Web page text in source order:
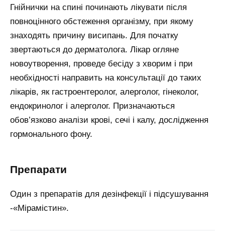
Гнійнички на спині починають лікувати після
повноцінного обстеження організму, при якому
знаходять причину висипань. Для початку
звертаються до дерматолога. Лікар огляне
новоутворення, проведе бесіду з хворим і при
необхідності направить на консультації до таких
лікарів, як гастроентеролог, алерголог, гінеколог,
ендокринолог і алерголог. Призначаються
обов’язково аналізи крові, сечі і калу, дослідження
гормонального фону.
препарати
Один з препаратів для дезінфекції і підсушування
-«Мірамістин».